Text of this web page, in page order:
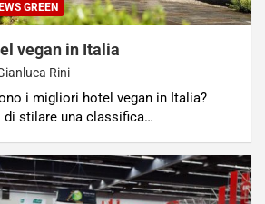
GREEN
vegan in Italia
Rini
i migliori hotel vegan in Italia?
di stilare una classifica…